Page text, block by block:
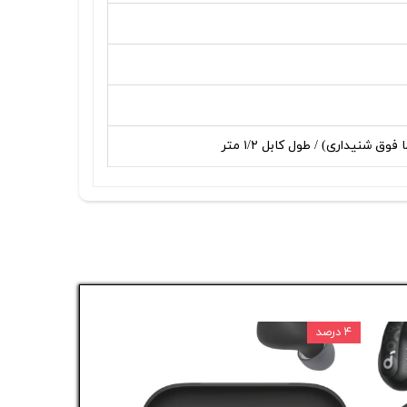
/ طول کابل ۱/۲ متر
۴ درصد